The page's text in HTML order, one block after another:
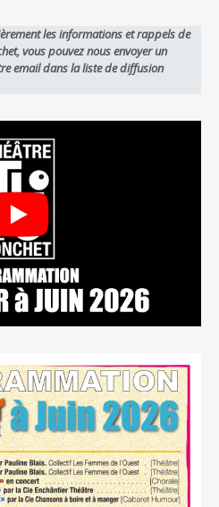
les informations et rappels de
vous pouvez nous envoyer un
email dans la liste de diffusion